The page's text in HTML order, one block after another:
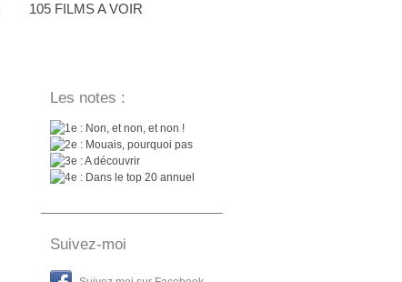
105 FILMS A VOIR
Les notes :
: Non, et non, et non !
: Mouais, pourquoi pas
: A découvrir
: Dans le top 20 annuel
Suivez-moi